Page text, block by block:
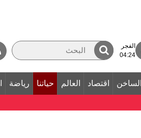
الفجر
04:24
اقتصاد العالم حياتنا رياضة